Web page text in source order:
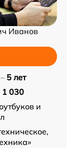
Иванов
5 лет
1 030
и